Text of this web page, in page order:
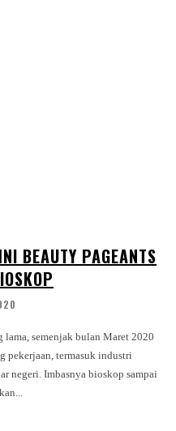
BEAUTY PAGEANTS
semenjak bulan Maret 2020
pekerjaan, termasuk industri
sampai